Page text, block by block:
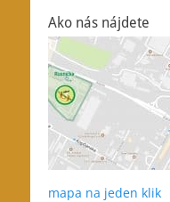
Ako nás nájdete
mapa na jeden klik